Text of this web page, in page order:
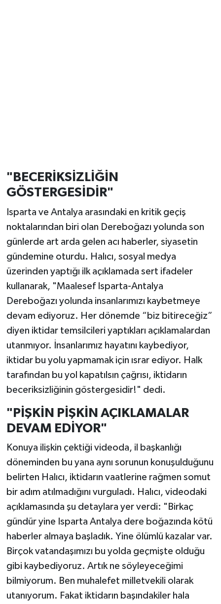
"BECERİKSİZLİĞİN
GÖSTERGESİDİR"
Isparta ve Antalya arasındaki en kritik geçiş
noktalarından biri olan Dereboğazı yolunda son
günlerde art arda gelen acı haberler, siyasetin
gündemine oturdu. Halıcı, sosyal medya
üzerinden yaptığı ilk açıklamada sert ifadeler
kullanarak, "Maalesef Isparta-Antalya
Dereboğazı yolunda insanlarımızı kaybetmeye
devam ediyoruz. Her dönemde “biz bitireceğiz”
diyen iktidar temsilcileri yaptıkları açıklamalardan
utanmıyor. İnsanlarımız hayatını kaybediyor,
iktidar bu yolu yapmamak için ısrar ediyor. Halk
tarafından bu yol kapatılsın çağrısı, iktidarın
beceriksizliğinin göstergesidir!" dedi.
"PİŞKİN PİŞKİN AÇIKLAMALAR
DEVAM EDİYOR"
Konuya ilişkin çektiği videoda, il başkanlığı
döneminden bu yana aynı sorunun konuşulduğunu
belirten Halıcı, iktidarın vaatlerine rağmen somut
bir adım atılmadığını vurguladı. Halıcı, videodaki
açıklamasında şu detaylara yer verdi: "Birkaç
gündür yine Isparta Antalya dere boğazında kötü
haberler almaya başladık. Yine ölümlü kazalar var.
Birçok vatandaşımızı bu yolda geçmişte olduğu
gibi kaybediyoruz. Artık ne söyleyeceğimi
bilmiyorum. Ben muhalefet milletvekili olarak
utanıyorum. Fakat iktidarın başındakiler hala